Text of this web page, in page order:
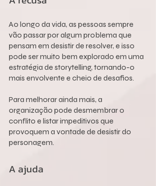
Ao longo da vida, as pessoas sempre
vão passar por algum problema que
pensam em desistir de resolver, e isso
pode ser muito bem explorado em uma
estratégia de storytelling, tornando-o
mais envolvente e cheio de desafios.
Para melhorar ainda mais, a
organização pode desmembrar o
conflito e listar impeditivos que
provoquem a vontade de desistir do
personagem.
A ajuda